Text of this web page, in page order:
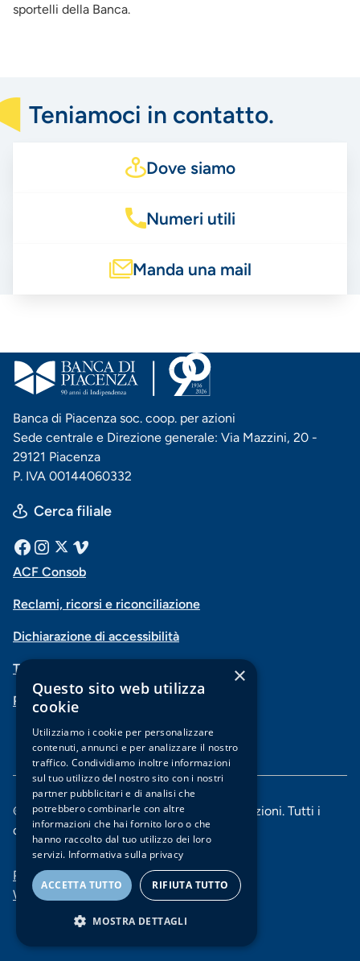
sportelli della Banca.
Teniamoci in contatto.
Dove siamo
Numeri utili
Manda una mail
Banca di Piacenza soc. coop. per azioni
Sede centrale e Direzione generale: Via Mazzini, 20 -
29121 Piacenza
P. IVA 00144060332
Cerca filiale
Menu
social
Facebook
InstagramVimeo
Menu
navigazione
piè
di
pagina
ACF Consob
Reclami, ricorsi e riconciliazione
Dichiarazione di accessibilità
Trasparenza
PSD2-Open Banking
© 2025 Banca di Piacenza soc. coop. per azioni. Tutti i
diritti riservati.
Menu
di
navigazione
Privacy e Cookie policy
Whistleblowing
×
Questo sito web utilizza
cookie
Utilizziamo i cookie per personalizzare
contenuti, annunci e per analizzare il nostro
traffico. Condividiamo inoltre informazioni
sul tuo utilizzo del nostro sito con i nostri
partner pubblicitari e di analisi che
potrebbero combinarle con altre
informazioni che hai fornito loro o che
hanno raccolto dal tuo utilizzo dei loro
servizi. Informativa sulla privacy
ACCETTA TUTTO RIFIUTA TUTTO
MOSTRA DETTAGLI